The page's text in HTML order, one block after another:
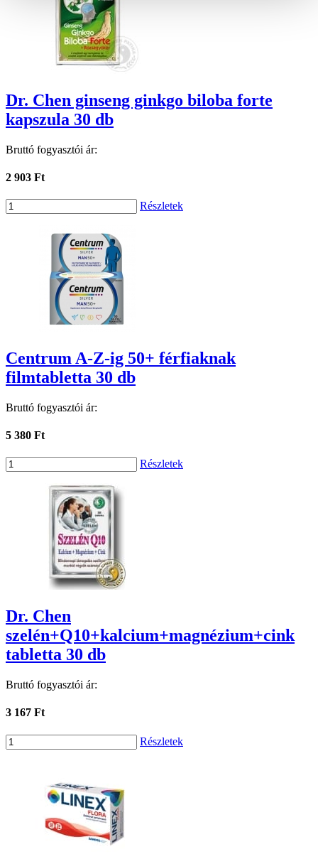
Dr. Chen ginseng ginkgo biloba forte
kapszula 30 db
Bruttó fogyasztói ár:
2 903 Ft
Részletek
Centrum A-Z-ig 50+ férfiaknak
filmtabletta 30 db
Bruttó fogyasztói ár:
5 380 Ft
Részletek
Dr. Chen
szelén+Q10+kalcium+magnézium+cink
tabletta 30 db
Bruttó fogyasztói ár:
3 167 Ft
Részletek